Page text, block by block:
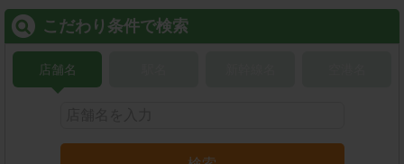
こだわり条件で検索
店舗名